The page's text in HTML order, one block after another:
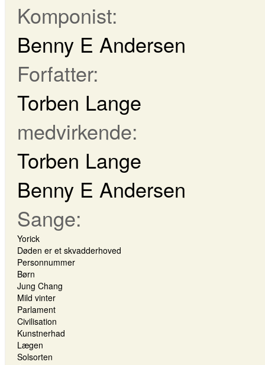
Komponist:
Benny E Andersen
Forfatter:
Torben Lange
medvirkende:
Torben Lange
Benny E Andersen
Sange:
Yorick
Døden er et skvadderhoved
Personnummer
Børn
Jung Chang
Mild vinter
Parlament
Civilisation
Kunstnerhad
Lægen
Solsorten